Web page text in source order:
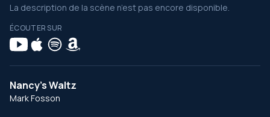
La description de la scène n’est pas encore disponible.
ÉCOUTER SUR
Nancy's Waltz
Mark Fosson